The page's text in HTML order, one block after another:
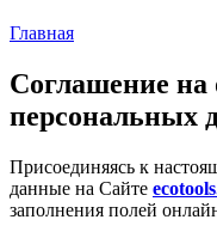
Главная
Соглашение на
персональных
Присоединяясь к
данные на Сайте
заполнения полей